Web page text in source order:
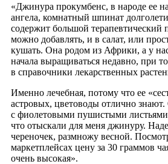
«Джинура прокумбенс, в народе ее
ангела, комнатный шпинат
содержит большой терапевтический
можно добавлять, и в салат, или
кушать. Она родом из Африки, а у
начала выращиваться недавно, при
в справочники лекарственных
Именно лечебная, потому что ее
астровых, цветоводы отлично
с фиолетовыми пушистыми
что отыскали для меня джинуру.
череночек, размножу весной.
маркетплейсах цену за 30 граммов
очень высокая».